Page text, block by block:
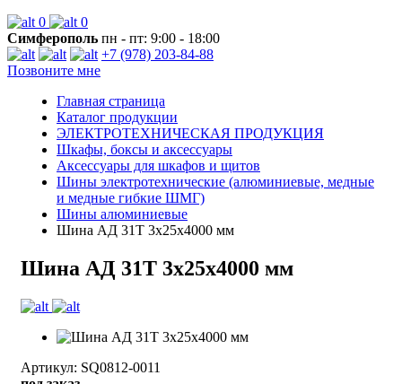
0
0
Симферополь пн - пт: 9:00 - 18:00
+7 (978) 203-84-88
Позвоните мне
Главная страница
Каталог продукции
ЭЛЕКТРОТЕХНИЧЕСКАЯ ПРОДУКЦИЯ
Шкафы, боксы и аксессуары
Аксессуары для шкафов и щитов
Шины электротехнические (алюминиевые, медные
и медные гибкие ШМГ)
Шины алюминиевые
Шина АД 31Т 3х25х4000 мм
Шина АД 31Т 3х25х4000 мм
Артикул: SQ0812-0011